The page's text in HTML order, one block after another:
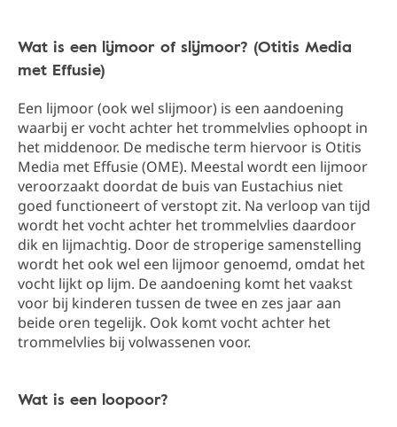
Wat is een lijmoor of slijmoor? (Otitis Media
met Effusie)
Een lijmoor (ook wel slijmoor) is een aandoening
waarbij er vocht achter het trommelvlies ophoopt in
het middenoor. De medische term hiervoor is Otitis
Media met Effusie (OME). Meestal wordt een lijmoor
veroorzaakt doordat de buis van Eustachius niet
goed functioneert of verstopt zit. Na verloop van tijd
wordt het vocht achter het trommelvlies daardoor
dik en lijmachtig. Door de stroperige samenstelling
wordt het ook wel een lijmoor genoemd, omdat het
vocht lijkt op lijm. De aandoening komt het vaakst
voor bij kinderen tussen de twee en zes jaar aan
beide oren tegelijk. Ook komt vocht achter het
trommelvlies bij volwassenen voor.
Wat is een loopoor?